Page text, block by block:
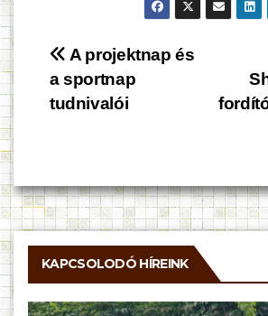
Bejegyzés
navigáció
A projektnap és
a sportnap
tudnivalói
KAPCSOLODÓ HÍREINK